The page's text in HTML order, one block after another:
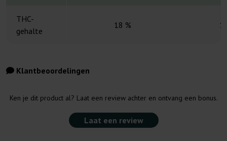
THC-
gehalte
18 %
Klantbeoordelingen
Ken je dit product al? Laat een review achter en ontvang een bonus.
Laat een review